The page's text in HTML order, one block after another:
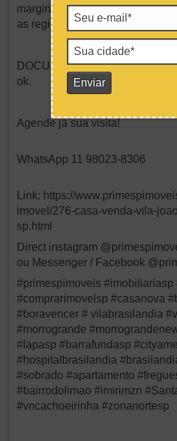
marginal e transporte público
as regiões de São Paulo.
DOCUMENTOS: Não aceita
ok.
Agende já sua visita!
WhatsApp 11 98023-8306
Link: https://
imovel/276-casa-venda-vila-
sp.html
Direct instagram
ou Messenger / Facebook
#primespimoveis
#comprarimovelsp #casanova
#boravencer # vilabrasilandia
#morrogrande
#lapasp #barrafundasp
#hospitalbrasilandia
#sobrado #apartamento
#bairrodolimao #imirimzn
#vncachoeirinha #zonanortesp